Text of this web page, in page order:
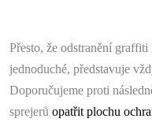
Přesto, že odstranění
jednoduché, představuje
Doporučujeme proti
sprejerů opatřit plochu